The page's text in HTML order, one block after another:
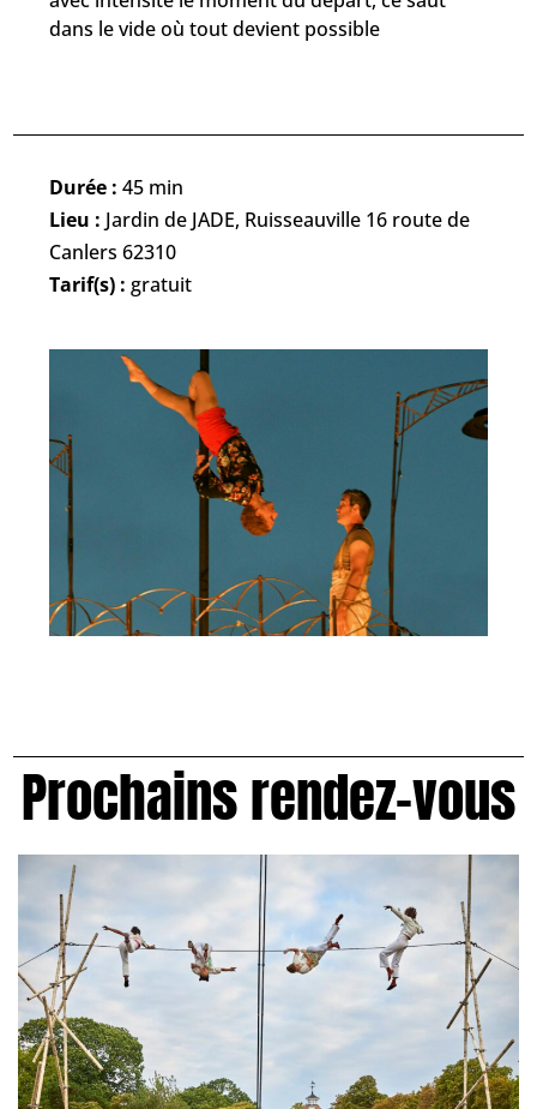
dans le vide où tout devient possible
Durée : 45 min
Lieu : Jardin de JADE, Ruisseauville 16 route de
Canlers 62310
Tarif(s) : gratuit
Prochains rendez-vous